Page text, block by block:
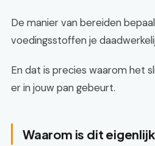
De manier van bereiden
voedingsstoffen je
En dat is precies waarom het
er in jouw pan gebeurt.
Waarom is dit